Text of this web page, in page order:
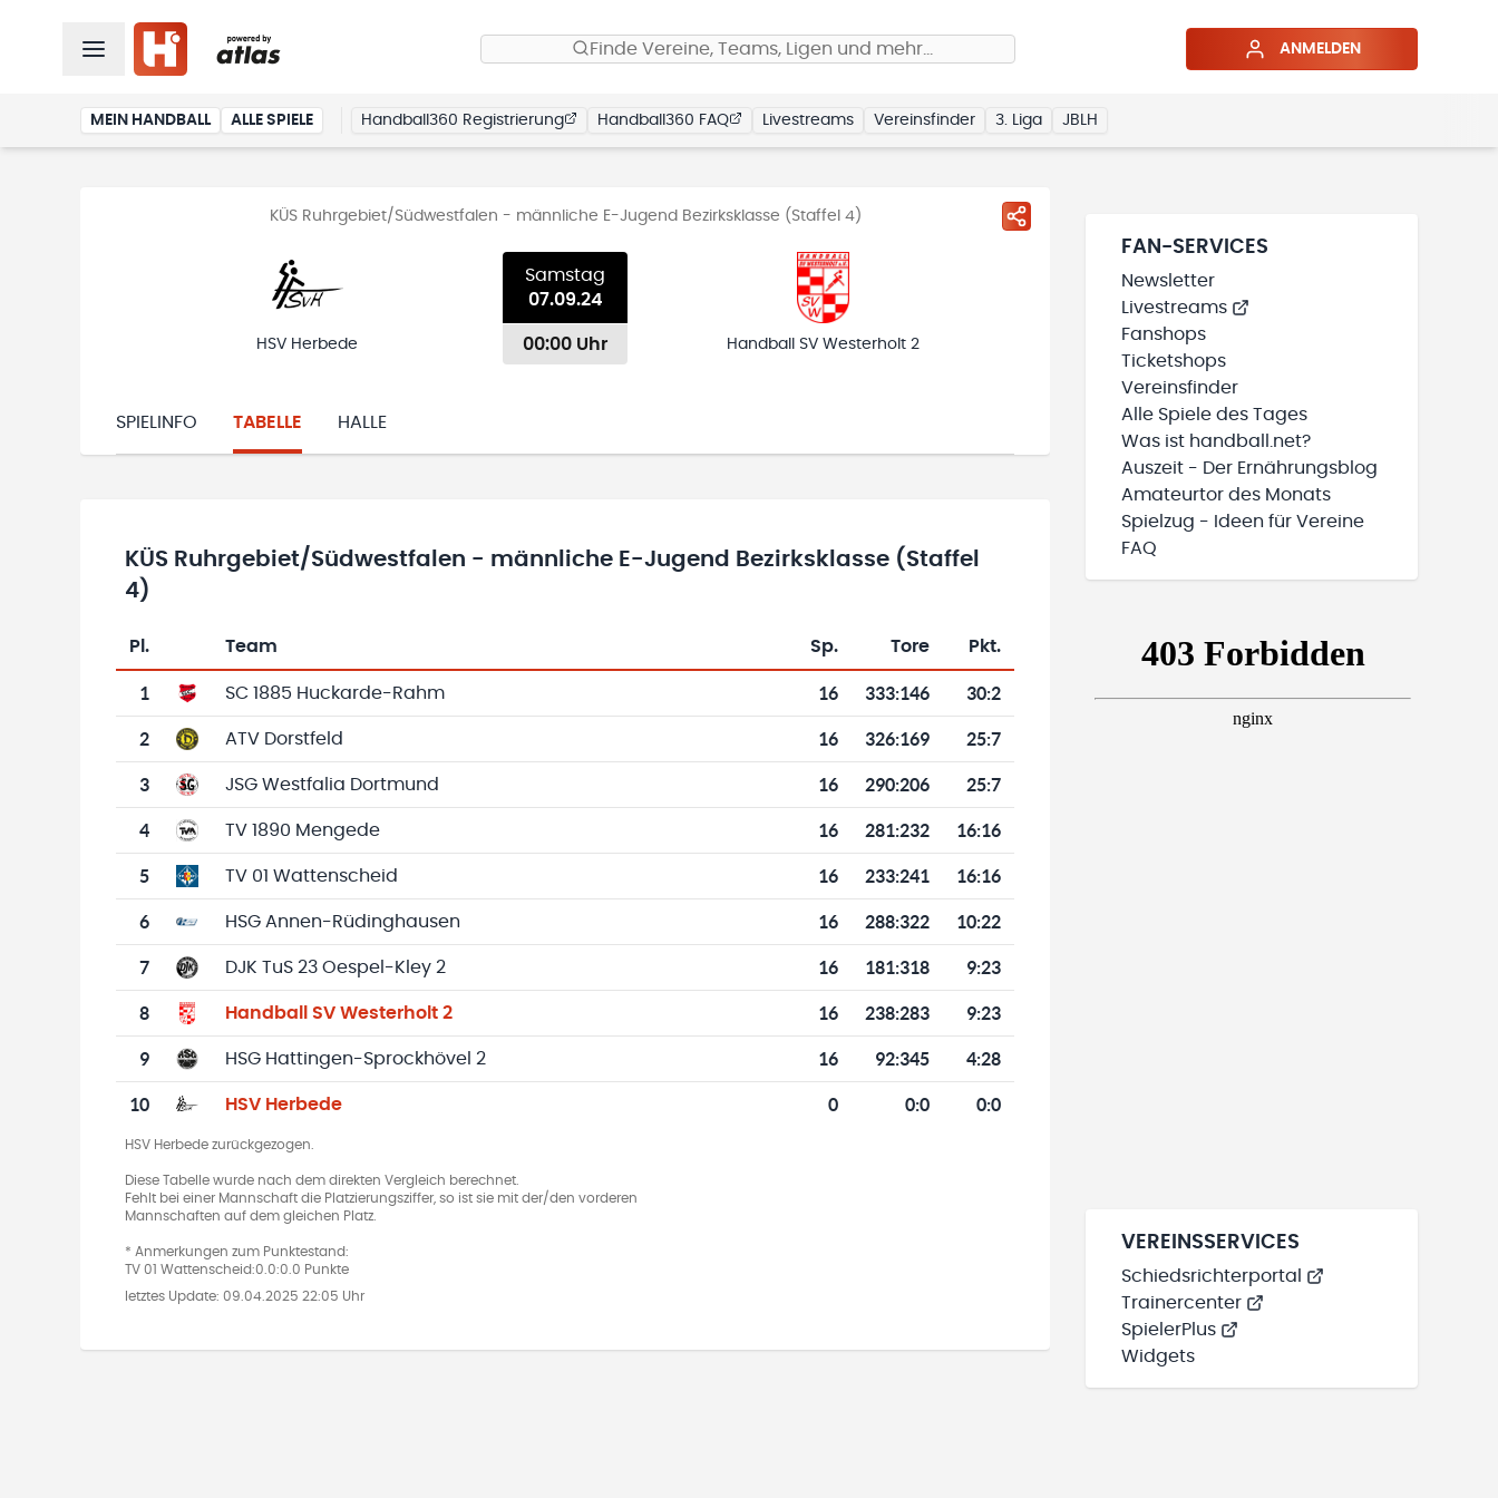
Finde Vereine, Teams, Ligen und mehr… ANMELDEN
MEIN HANDBALL ALLE SPIELE Handball360 Registrierung Handball360 FAQ Livestreams Vereinsfinder 3. Liga JBLH
KÜS Ruhrgebiet/Südwestfalen - männliche E-Jugend Bezirksklasse (Staffel 4)
HSV Herbede
Samstag
07.09.24
00:00 Uhr Handball SV Westerholt 2
SPIELINFO TABELLE HALLE
KÜS Ruhrgebiet/Südwestfalen - männliche E-Jugend Bezirksklasse (Staffel
4)
Tabelle mit Vereinsplatzierungen, Spielen, Toren und Punkten
Pl. Team Sp. Tore Pkt.
1 SC 1885 Huckarde-Rahm 16 333:146 30:2
2 ATV Dorstfeld 16 326:169 25:7
3 JSG Westfalia Dortmund 16 290:206 25:7
4 TV 1890 Mengede 16 281:232 16:16
5 TV 01 Wattenscheid 16 233:241 16:16
6 HSG Annen-Rüdinghausen 16 288:322 10:22
7 DJK TuS 23 Oespel-Kley 2 16 181:318 9:23
8 Handball SV Westerholt 2 16 238:283 9:23
9 HSG Hattingen-Sprockhövel 2 16 92:345 4:28
10 HSV Herbede 0 0:0 0:0
HSV Herbede zurückgezogen.
Diese Tabelle wurde nach dem direkten Vergleich berechnet.
Fehlt bei einer Mannschaft die Platzierungsziffer, so ist sie mit der/den vorderen
Mannschaften auf dem gleichen Platz.
* Anmerkungen zum Punktestand:
TV 01 Wattenscheid:0.0:0.0 Punkte
letztes Update: 09.04.2025 22:05 Uhr
FAN-SERVICES
Newsletter
Livestreams
Fanshops
Ticketshops
Vereinsfinder
Alle Spiele des Tages
Was ist handball.net?
Auszeit - Der Ernährungsblog
Amateurtor des Monats
Spielzug - Ideen für Vereine
FAQ
VEREINSSERVICES
Schiedsrichterportal
Trainercenter
SpielerPlus
Widgets